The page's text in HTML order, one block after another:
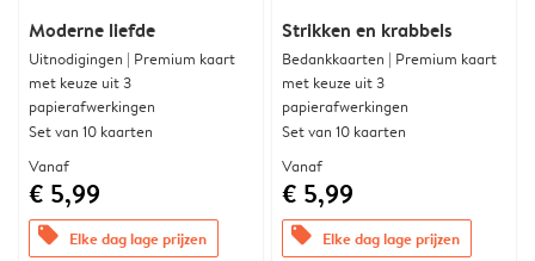
Moderne liefde
Uitnodigingen | Premium kaart
met keuze uit 3
papierafwerkingen
Set van 10 kaarten
Vanaf
€ 5,99
offers Elke dag lage prijzen
Strikken en krabbels
Bedankkaarten | Premium kaart
met keuze uit 3
papierafwerkingen
Set van 10 kaarten
Vanaf
€ 5,99
offers Elke dag lage prijzen